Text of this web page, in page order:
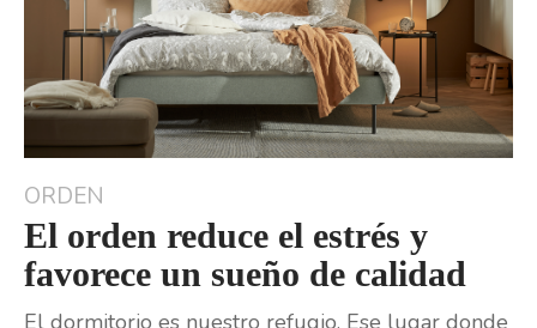
ORDEN
El orden reduce el estrés y
favorece un sueño de calidad